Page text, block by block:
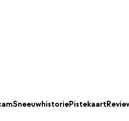
SneeuwhistoriePistekaart